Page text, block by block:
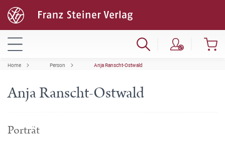
Home Person Anja Ranscht-Ostwald
Anja Ranscht-Ostwald
Porträt